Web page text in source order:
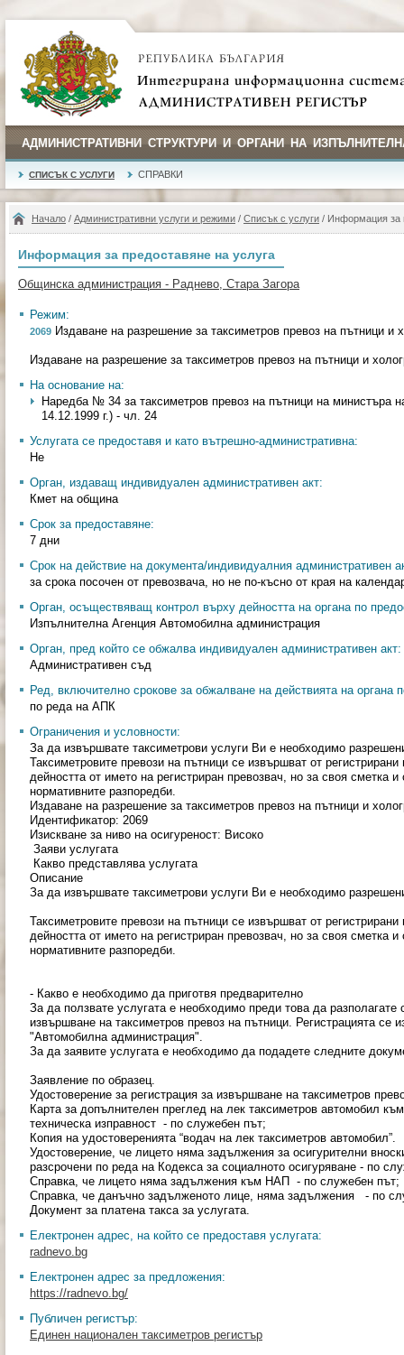
АДМИНИСТРАТИВНИ СТРУКТУРИ И ОРГАНИ НА
СПИСЪК С УСЛУГИ СПРАВКИ
Начало / Административни услуги и режими / Списък с услуги / Информация за
Информация за предоставяне на услуга
Общинска администрация - Раднево, Стара Загора
Режим:
2069 Издаване на разрешение за таксиметров превоз на пътници и
Издаване на разрешение за таксиметров превоз на пътници и
На основание на:
Наредба № 34 за таксиметров превоз на пътници на министъра
14.12.1999 г.) - чл. 24
Услугата се предоставя и като вътрешно-административна:
Не
Орган, издаващ индивидуален административен акт:
Кмет на община
Срок за предоставяне:
7 дни
Срок на действие на документа/индивидуалния административен
за срока посочен от превозвача, но не по-късно от края на
Орган, осъществяващ контрол върху дейността на органа по
Изпълнителна Агенция Автомобилна администрация
Орган, пред който се обжалва индивидуален административен акт:
Административен съд
Ред, включително срокове за обжалване на действията на органа
по реда на АПК
Ограничения и условности:
За да извършвате таксиметрови услуги Ви е необходимо
Таксиметровите превози на пътници се извършват от
дейността от името на регистриран превозвач, но за своя сметка
нормативните разпоредби.
Издаване на разрешение за таксиметров превоз на пътници и
Идентификатор: 2069
Изискване за ниво на осигуреност: Високо
Заяви услугата
Какво представлява услугата
Описание
За да извършвате таксиметрови услуги Ви е необходимо
Таксиметровите превози на пътници се извършват от
дейността от името на регистриран превозвач, но за своя сметка
нормативните разпоредби.
- Какво е необходимо да приготвя предварително
За да ползвате услугата е необходимо преди това да разполагате
извършване на таксиметров превоз на пътници. Регистрацията се
"Автомобилна администрация".
За да заявите услугата е необходимо да подадете следните
Заявление по образец.
Удостоверение за регистрация за извършване на таксиметров
Карта за допълнителен преглед на лек таксиметров автомобил
техническа изправност - по служебен път;
Копия на удостоверенията “водач на лек таксиметров автомобил”.
Удостоверение, че лицето няма задължения за осигурителни
разсрочени по реда на Кодекса за социалното осигуряване - по
Справка, че лицето няма задължения към НАП - по служебен път;
Справка, че данъчно задълженото лице, няма задължения - по
Документ за платена такса за услугата.
Електронен адрес, на който се предоставя услугата:
radnevo.bg
Електронен адрес за предложения:
https://radnevo.bg/
Публичен регистър:
Единен национален таксиметров регистър